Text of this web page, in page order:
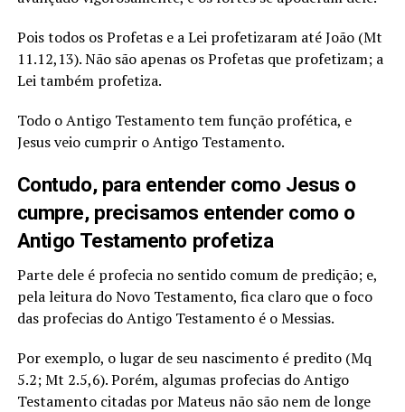
Pois todos os Profetas e a Lei profetizaram até João (Mt
11.12,13). Não são apenas os Profetas que profetizam; a
Lei também profetiza.
Todo o Antigo Testamento tem função profética, e
Jesus veio cumprir o Antigo Testamento.
Contudo, para entender como Jesus o
cumpre, precisamos entender como o
Antigo Testamento profetiza
Parte dele é profecia no sentido comum de predição; e,
pela leitura do Novo Testamento, fica claro que o foco
das profecias do Antigo Testamento é o Messias.
Por exemplo, o lugar de seu nascimento é predito (Mq
5.2; Mt 2.5,6). Porém, algumas profecias do Antigo
Testamento citadas por Mateus não são nem de longe